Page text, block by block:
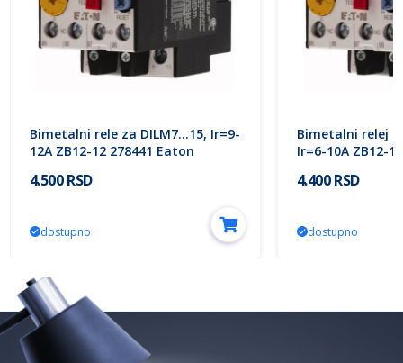
Bimetalni rele za DILM7…15, Ir=9-
12A ZB12-12 278441 Eaton
4.500 RSD
dostupno
Bimetalni relej
Ir=6-10A ZB12-
4.400 RSD
dostupno